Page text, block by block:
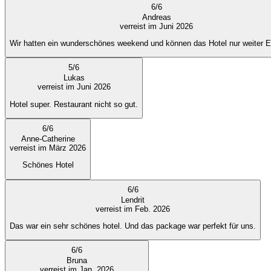
6/6
Andreas
verreist im Juni 2026
Wir hatten ein wunderschönes weekend und können das Hotel nur weiter
5/6
Lukas
verreist im Juni 2026
Hotel super. Restaurant nicht so gut.
6/6
Anne-Catherine
verreist im März 2026
Schönes Hotel
6/6
Lendrit
verreist im Feb. 2026
Das war ein sehr schönes hotel. Und das package war perfekt für uns.
6/6
Bruna